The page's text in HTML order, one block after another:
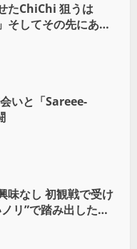
たChiChi 狙うは
そしてその先にある
いと「Sareee-
味なし 初観戦で受け
リ”で踏み出したプ